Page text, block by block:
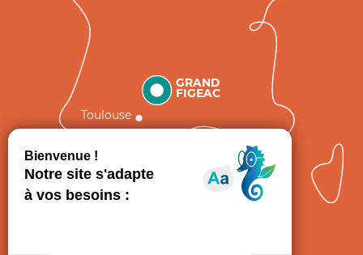
GRAND
FIGEAC
Toulouse